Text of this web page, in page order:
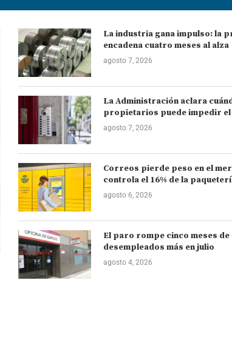
La industria gana impulso: la
encadena cuatro meses al alza
agosto 7, 2026
La Administración aclara
propietarios puede impedir
agosto 7, 2026
Correos pierde peso en el
controla el 16% de la
agosto 6, 2026
El paro rompe cinco meses de
desempleados más en julio
agosto 4, 2026